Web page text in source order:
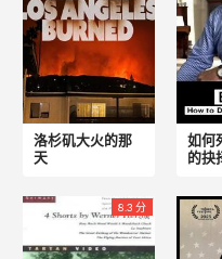
洛杉矶大火的那
天
如何
的抉
8.3 分